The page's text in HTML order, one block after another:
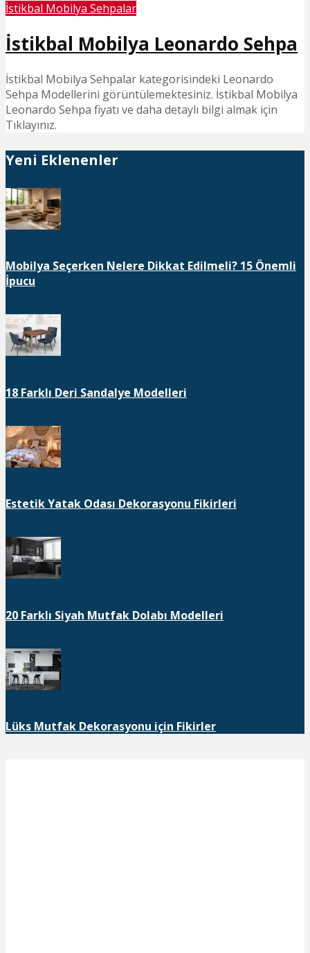
İstikbal Mobilya Sehpalar
İstikbal Mobilya Leonardo Sehpa
İstikbal Mobilya Sehpalar kategorisindeki Leonardo
Sehpa Modellerini görüntülemektesiniz. İstikbal Mobilya
Leonardo Sehpa fiyatı ve daha detaylı bilgi almak için
Tıklayınız.
Yeni Eklenenler
Mobilya Seçerken Nelere Dikkat Edilmeli? 15 Önemli
İpucu
18 Farklı Deri Sandalye Modelleri
Estetik Yatak Odası Dekorasyonu Fikirleri
20 Farklı Siyah Mutfak Dolabı Modelleri
Lüks Mutfak Dekorasyonu için Fikirler